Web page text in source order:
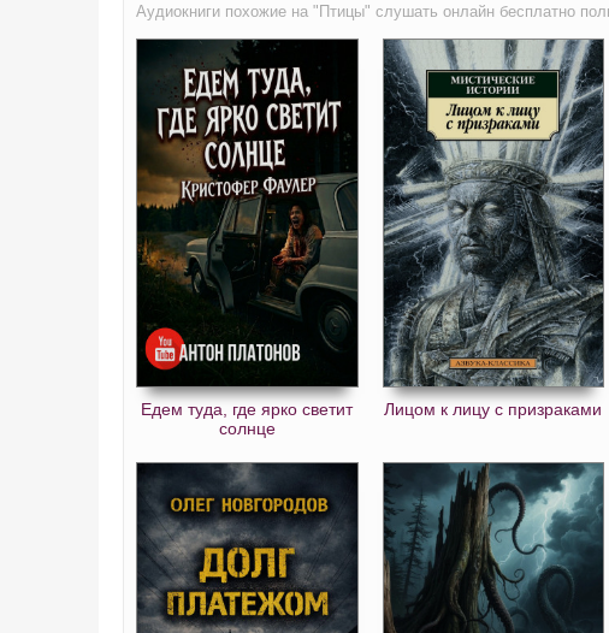
Аудиокниги похожие на "Птицы" слушать онлайн бесплатно
Едем туда, где ярко светит
солнце
Лицом к лицу с призраками